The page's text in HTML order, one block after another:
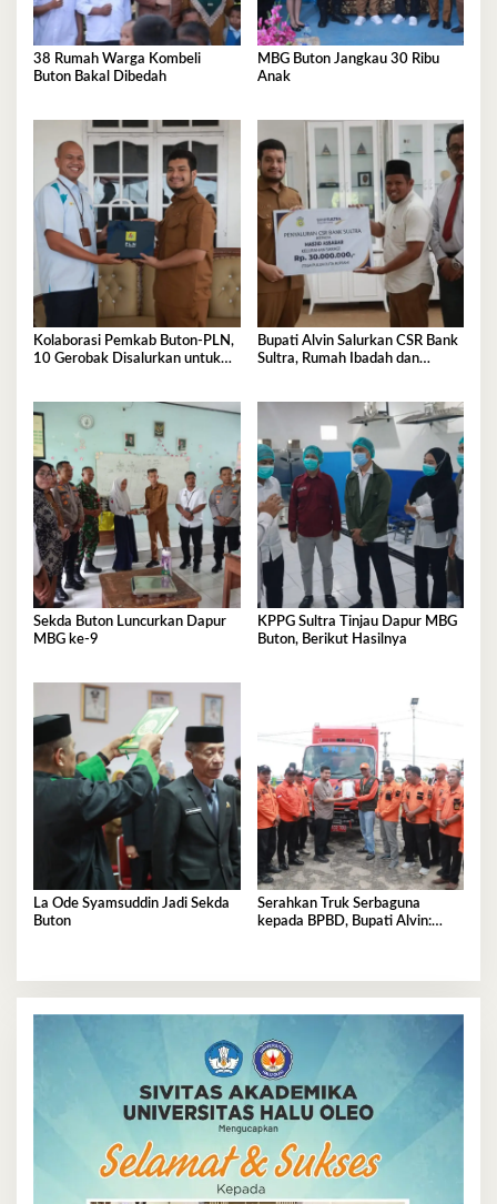
38 Rumah Warga Kombeli
Buton Bakal Dibedah
MBG Buton Jangkau 30 Ribu
Anak
Kolaborasi Pemkab Buton-PLN,
10 Gerobak Disalurkan untuk
Bupati Alvin Salurkan CSR Bank
Sultra, Rumah Ibadah dan
Sekda Buton Luncurkan Dapur
MBG ke-9
KPPG Sultra Tinjau Dapur MBG
Buton, Berikut Hasilnya
La Ode Syamsuddin Jadi Sekda
Buton
Serahkan Truk Serbaguna
kepada BPBD, Bupati Alvin: